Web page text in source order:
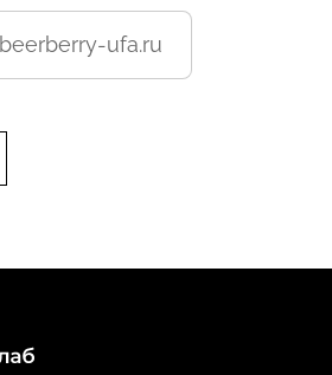
beerberry-ufa.ru